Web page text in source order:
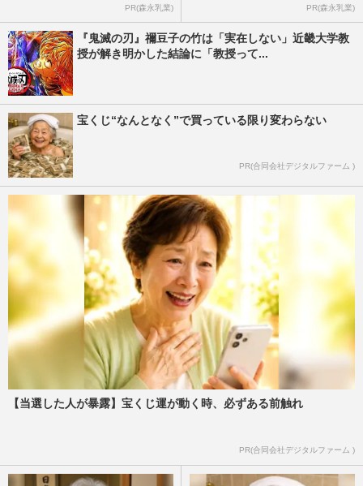
PR(森永乳業) PR(森永乳業)
『鬼滅の刃』禰豆子の竹は「実在しない」近畿大学教
授が解き明かした結論に「教授って...
宝くじ“なんとなく”で買っている限り変わらない
PR(合同会社デジタルファーム )
【当選した人が暴露】宝くじ運が動く時、必ずある前触れ
PR(合同会社デジタルファーム )